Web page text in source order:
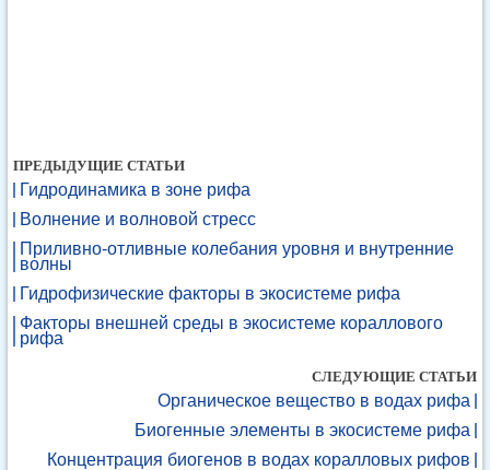
ПРЕДЫДУЩИЕ СТАТЬИ
Гидродинамика в зоне рифа
Волнение и волновой стресс
Приливно-отливные колебания уровня и внутренние
волны
Гидрофизические факторы в экосистеме рифа
Факторы внешней среды в экосистеме кораллового
рифа
СЛЕДУЮЩИЕ СТАТЬИ
Органическое вещество в водах рифа
Биогенные элементы в экосистеме рифа
Концентрация биогенов в водах коралловых рифов